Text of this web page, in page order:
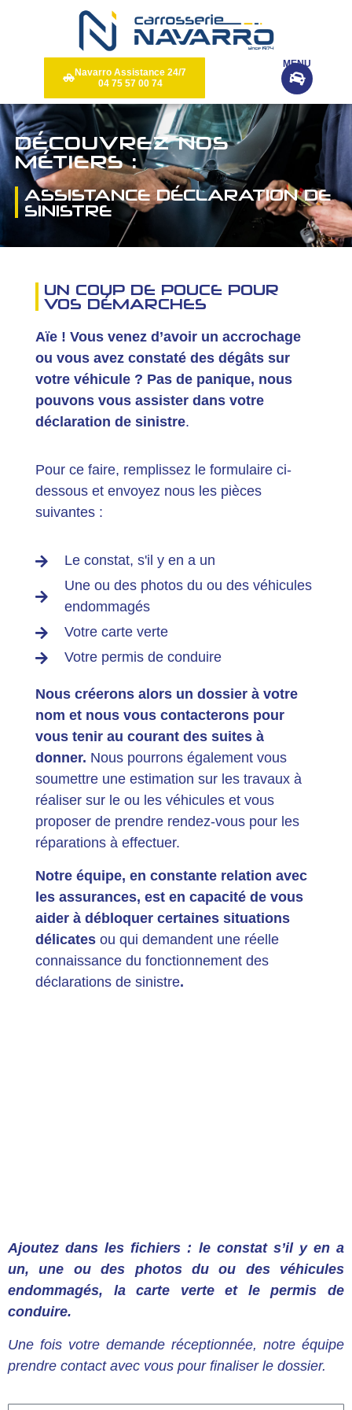
Panneau de gestion des cookies
Navarro Assistance 24/7
04 75 57 00 74
MENU
DÉCOUVREZ NOS
MÉTIERS :
ASSISTANCE DÉCLARATION DE
SINISTRE
UN COUP DE POUCE POUR
VOS DÉMARCHES
Aïe ! Vous venez d’avoir un accrochage
ou vous avez constaté des dégâts sur
votre véhicule ? Pas de panique, nous
pouvons vous assister dans votre
déclaration de sinistre.
Pour ce faire, remplissez le formulaire ci-
dessous et envoyez nous les pièces
suivantes :
Le constat, s'il y en a un
Une ou des photos du ou des véhicules
endommagés
Votre carte verte
Votre permis de conduire
Nous créerons alors un dossier à votre
nom et nous vous contacterons pour
vous tenir au courant des suites à
donner. Nous pourrons également vous
soumettre une estimation sur les travaux à
réaliser sur le ou les véhicules et vous
proposer de prendre rendez-vous pour les
réparations à effectuer.
Notre équipe, en constante relation avec
les assurances, est en capacité de vous
aider à débloquer certaines situations
délicates ou qui demandent une réelle
connaissance du fonctionnement des
déclarations de sinistre.
Ajoutez dans les fichiers : le constat s’il y en a
un, une ou des photos du ou des véhicules
endommagés, la carte verte et le permis de
conduire.
Une fois votre demande réceptionnée, notre équipe
prendre contact avec vous pour finaliser le dossier.